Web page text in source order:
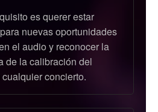
es querer estar
nuevas oportunidades
el audio y reconocer la
de la calibración del
concierto.